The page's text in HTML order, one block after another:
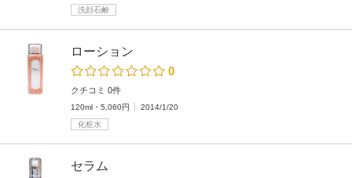
洗顔石鹸
ローション
0
クチコミ 0件
120ml・5,060円
2014/1/20
化粧水
セラム